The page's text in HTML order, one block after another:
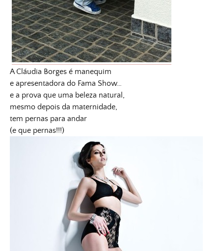
A Cláudia Borges é manequim
e apresentadora do Fama Show…
e a prova que uma beleza natural,
mesmo depois da maternidade,
tem pernas para andar
(e que pernas!!!)